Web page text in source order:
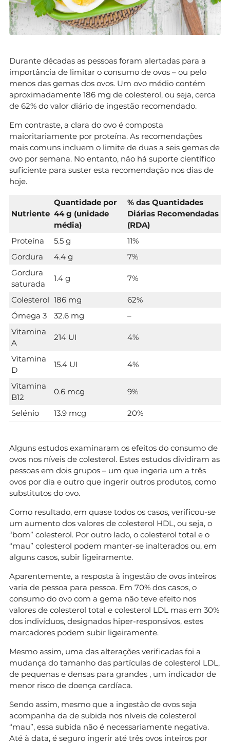
Durante décadas as pessoas foram alertadas para a
importância de limitar o consumo de ovos – ou pelo
menos das gemas dos ovos. Um ovo médio contém
aproximadamente 186 mg de colesterol, ou seja, cerca
de 62% do valor diário de ingestão recomendado.
Em contraste, a clara do ovo é composta
maioritariamente por proteína. As recomendações
mais comuns incluem o limite de duas a seis gemas de
ovo por semana. No entanto, não há suporte científico
suficiente para suster esta recomendação nos dias de
hoje.
Nutriente
Quantidade por
44 g (unidade
média)
% das Quantidades
Diárias Recomendadas
(RDA)
Proteína
5.5 g
11%
Gordura
4.4 g
7%
Gordura
saturada
1.4 g 7%
Colesterol 186 mg
62%
Ómega 3
32.6 mg
–
Vitamina
A
214 UI 4%
Vitamina
D
15.4 UI 4%
Vitamina
B12
0.6 mcg 9%
Selénio 13.9 mcg 20%
Alguns estudos examinaram os efeitos do consumo de
ovos nos níveis de colesterol. Estes estudos dividiram as
pessoas em dois grupos – um que ingeria um a três
ovos por dia e outro que ingerir outros produtos, como
substitutos do ovo.
Como resultado, em quase todos os casos, verificou-se
um aumento dos valores de colesterol HDL, ou seja, o
“bom” colesterol. Por outro lado, o colesterol total e o
“mau” colesterol podem manter-se inalterados ou, em
alguns casos, subir ligeiramente.
Aparentemente, a resposta à ingestão de ovos inteiros
varia de pessoa para pessoa. Em 70% dos casos, o
consumo do ovo com a gema não teve efeito nos
valores de colesterol total e colesterol LDL mas em 30%
dos indivíduos, designados hiper-responsivos, estes
marcadores podem subir ligeiramente.
Mesmo assim, uma das alterações verificadas foi a
mudança do tamanho das partículas de colesterol LDL,
de pequenas e densas para grandes , um indicador de
menor risco de doença cardíaca.
Sendo assim, mesmo que a ingestão de ovos seja
acompanha da de subida nos níveis de colesterol
“mau”, essa subida não é necessariamente negativa.
Até à data, é seguro ingerir até três ovos inteiros por